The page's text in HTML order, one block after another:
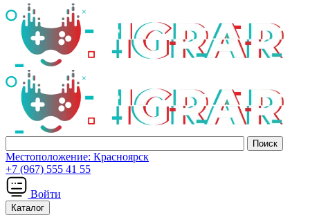
Местоположение: Красноярск
+7 (967) 555 41 55
Войти
Каталог